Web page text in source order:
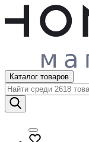
Каталог товаров